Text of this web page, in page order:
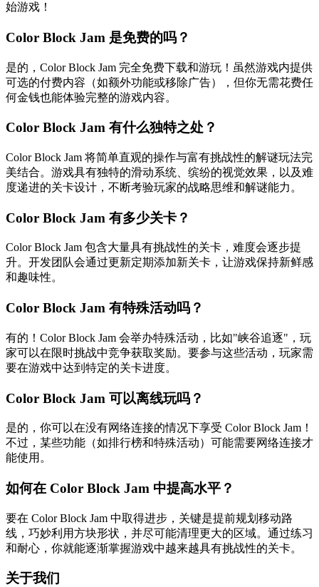
始游戏！
Color Block Jam 是免费的吗？
是的，Color Block Jam 完全免费下载和游玩！虽然游戏内提供
可选的付费内容（如额外功能或移除广告），但你无需花费任
何金钱也能体验完整的游戏内容。
Color Block Jam 有什么独特之处？
Color Block Jam 将简单直观的操作与富有挑战性的解谜玩法完
美结合。游戏具有独特的滑动系统、缤纷的视觉效果，以及难
度递进的关卡设计，不断考验玩家的战略思维和解谜能力。
Color Block Jam 有多少关卡？
Color Block Jam 包含大量具有挑战性的关卡，难度会逐步提
升。开发团队会通过更新定期添加新关卡，让游戏保持新鲜感
和趣味性。
Color Block Jam 有特殊活动吗？
有的！Color Block Jam 会举办特殊活动，比如"峡谷追逐"，玩
家可以在限时挑战中竞争获取奖励。要参与这些活动，玩家需
要在游戏中达到特定的关卡进度。
Color Block Jam 可以离线玩吗？
是的，你可以在没有网络连接的情况下享受 Color Block Jam！
不过，某些功能（如排行榜和特殊活动）可能需要网络连接才
能使用。
如何在 Color Block Jam 中提高水平？
要在 Color Block Jam 中取得进步，关键是提前规划移动路
线，巧妙利用方块形状，并尽可能清理更大的区域。通过练习
和耐心，你就能逐渐掌握游戏中越来越具有挑战性的关卡。
关于我们